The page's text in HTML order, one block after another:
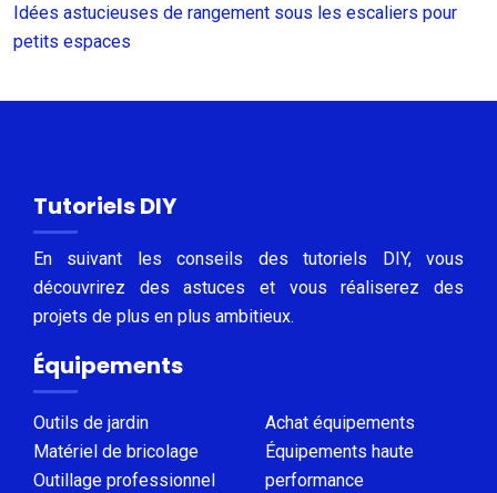
Idées astucieuses de rangement sous les escaliers pour
petits espaces
Tutoriels DIY
En suivant les conseils des tutoriels DIY, vous
découvrirez des astuces et vous réaliserez des
projets de plus en plus ambitieux.
Équipements
Outils de jardin
Matériel de bricolage
Outillage professionnel
Achat équipements
Équipements haute
performance